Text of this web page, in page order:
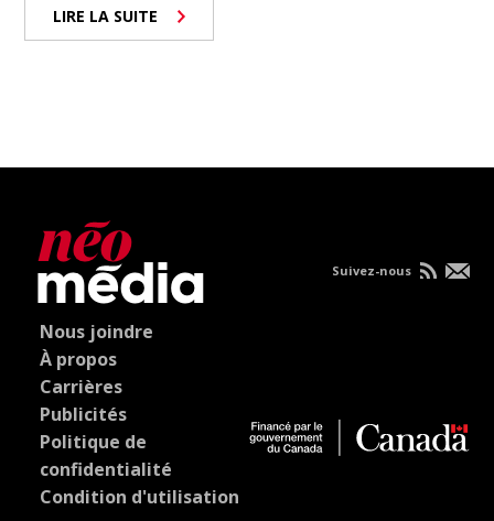
LIRE LA SUITE
Nous joindre
À propos
Carrières
Publicités
Politique de
confidentialité
Condition d'utilisation
Suivez-nous